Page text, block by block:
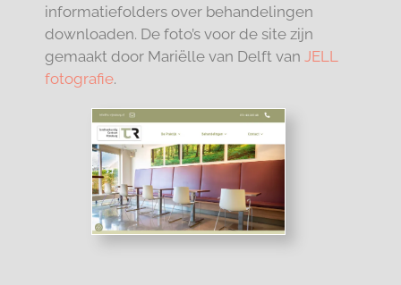
informatiefolders over behandelingen
downloaden. De foto’s voor de site zijn
gemaakt door Mariëlle van Delft van JELL
fotografie.